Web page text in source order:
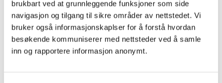
brukbart ved at grunnleggende funksjoner som side
navigasjon og tilgang til sikre områder av nettstedet. Vi
bruker også informasjonskaplser for å forstå hvordan
besøkende kommuniserer med nettsteder ved å samle
inn og rapportere informasjon anonymt.
Oppal – fjørfe (nynorsk)